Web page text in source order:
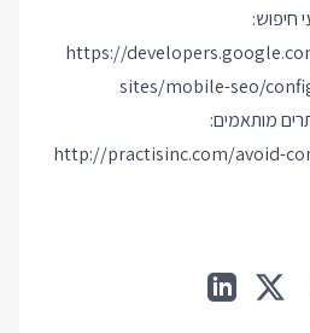
https://
sites/mobile-seo/
מותאמים:
http://practisinc.com/avoid-